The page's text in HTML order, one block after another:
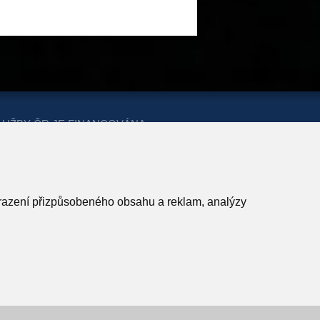
přizpůsobeného obsahu a reklam, analýzy
ČR JE FINANCOVÁNA